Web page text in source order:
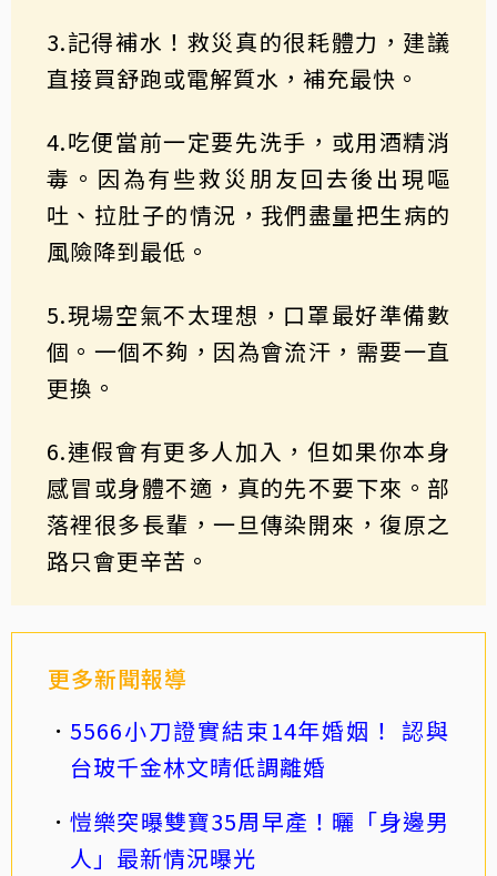
3.記得補水！救災真的很耗體力，建議
直接買舒跑或電解質水，補充最快。
4.吃便當前一定要先洗手，或用酒精消
毒。因為有些救災朋友回去後出現嘔
吐、拉肚子的情況，我們盡量把生病的
風險降到最低。
5.現場空氣不太理想，口罩最好準備數
個。一個不夠，因為會流汗，需要一直
更換。
6.連假會有更多人加入，但如果你本身
感冒或身體不適，真的先不要下來。部
落裡很多長輩，一旦傳染開來，復原之
路只會更辛苦。
更多新聞報導
5566小刀證實結束14年婚姻！ 認與
台玻千金林文晴低調離婚
愷樂突曝雙寶35周早產！曬「身邊男
人」最新情況曝光